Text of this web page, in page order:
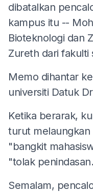
dibatalkan
kampus itu --
Bioteknologi dan
Zureth dari fakulti
Memo dihantar
universiti Datuk
Ketika berarak,
turut melaungkan
"bangkit
"tolak
Semalam,